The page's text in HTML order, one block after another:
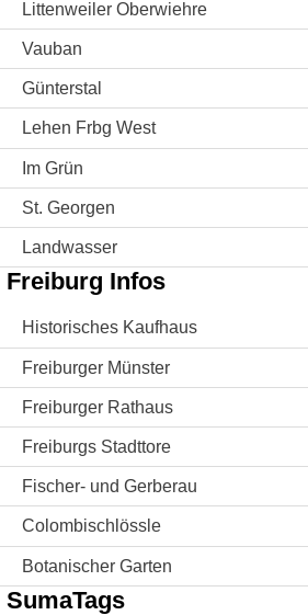
Littenweiler Oberwiehre
Vauban
Günterstal
Lehen Frbg West
Im Grün
St. Georgen
Landwasser
Freiburg Infos
Historisches Kaufhaus
Freiburger Münster
Freiburger Rathaus
Freiburgs Stadttore
Fischer- und Gerberau
Colombischlössle
Botanischer Garten
SumaTags